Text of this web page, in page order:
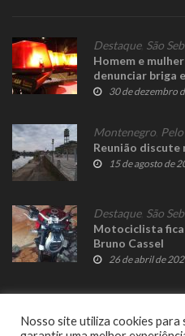
Destaque, São
Homem e
denunciar briga
30 de dezembro
Montenegro
Reunião
15 de agosto de
Destaque, São
Motociclista fica
Bruno Cassel
26 de abril de
Nosso site utiliza cookies